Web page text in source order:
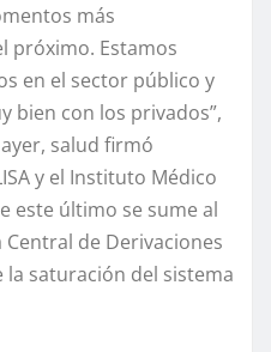
más
próximo. Estamos
en el sector público y
bien con los privados”,
salud firmó
y el Instituto Médico
este último se sume al
de Derivaciones
la saturación del sistema